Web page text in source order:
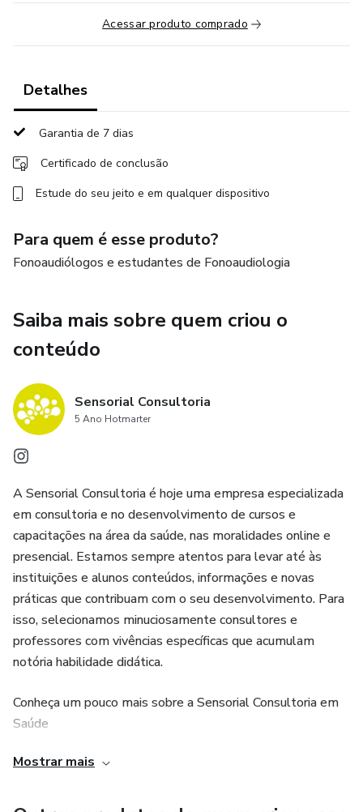
- Passo a passo de quando e como iniciar alimentação por
- Blue Dye Test (quando usar?): protocolo, indicação e
contra-indicação;
- Papel do fonoaudiólogo na decanulação e no desmame
- Protocolos de decanulação;
- Manuseio da válvula de fala nos pacientes com e sem
- Adaptação da válvula de fala (benefícios/indicações e
contra indicações);
- Protocolo de adaptação da válvula;
- Alimentação com válvula de fala.
Fga. IRENE DE PEDRO NETTO VARTANIAN CRFa 2-
2514-6
CURSO ONLINE/AO VIVO
🗓️ Data: 17/05/25 - Horário: 8h às 17h
Acessar produto comprado
Detalhes
Garantia de 7 dias
Certificado de conclusão
Estude do seu jeito e em qualquer dispositivo
Para quem é esse produto?
Fonoaudiólogos e estudantes de Fonoaudiologia
Saiba mais sobre quem criou o
conteúdo
Sensorial Consultoria
5 Ano Hotmarter
A Sensorial Consultoria é hoje uma empresa especializada
em consultoria e no desenvolvimento de cursos e
capacitações na área da saúde, nas moralidades online e
presencial. Estamos sempre atentos para levar até às
instituições e alunos conteúdos, informações e novas
práticas que contribuam com o seu desenvolvimento. Para
isso, selecionamos minuciosamente consultores e
professores com vivências específicas que acumulam
notória habilidade didática.
Conheça um pouco mais sobre a Sensorial Consultoria em
Saúde
Missão
Prover excelência de qualidade no âmbito da geração do
Mostrar mais